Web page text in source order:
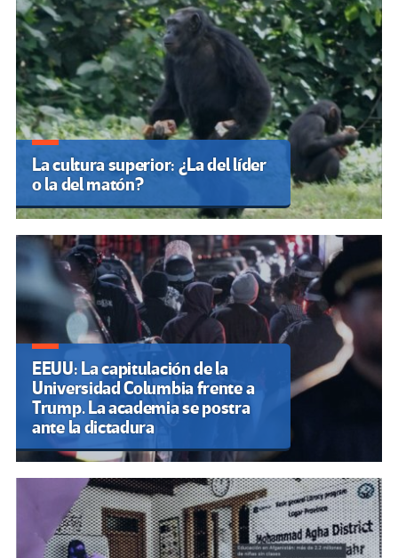
La cultura superior: ¿La del líder
o la del matón?
EEUU: La capitulación de la
Universidad Columbia frente a
Trump. La academia se postra
ante la dictadura